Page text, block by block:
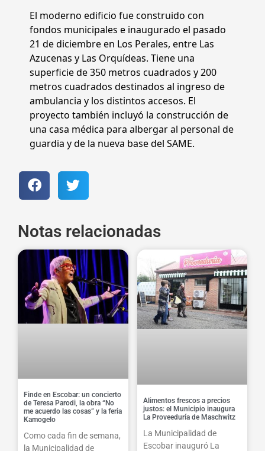
El moderno edificio fue construido con
fondos municipales e inaugurado el pasado
21 de diciembre en Los Perales, entre Las
Azucenas y Las Orquídeas. Tiene una
superficie de 350 metros cuadrados y 200
metros cuadrados destinados al ingreso de
ambulancia y los distintos accesos. El
proyecto también incluyó la construcción de
una casa médica para albergar al personal de
guardia y de la nueva base del SAME.
Notas relacionadas
Finde en Escobar: un concierto
de Teresa Parodi, la obra “No
me acuerdo las cosas” y la feria
Kamogelo
Como cada fin de semana,
la Municipalidad de
Alimentos frescos a precios
justos: el Municipio inaugura
La Proveeduría de Maschwitz
La Municipalidad de
Escobar inauguró La